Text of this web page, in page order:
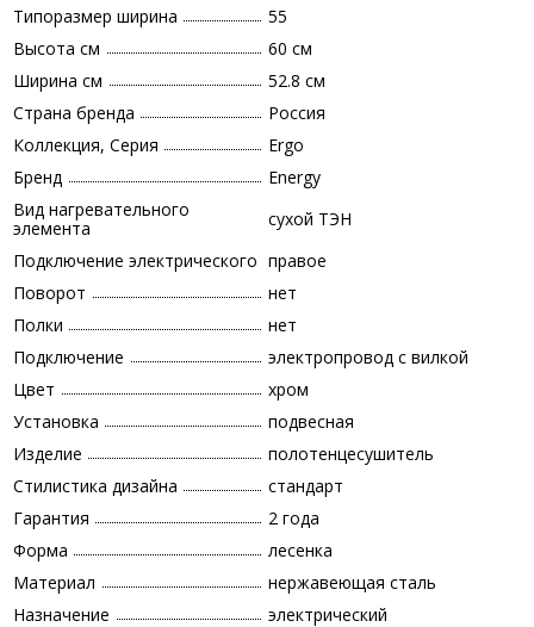
Типоразмер ширина
55
Высота см
60 см
Ширина см
52.8 см
Страна бренда
Россия
Коллекция, Серия
Ergo
Бренд
Energy
Вид нагревательного
элемента
сухой ТЭН
Подключение электрического правое
Поворот
нет
Полки
нет
Подключение
электропровод с вилкой
Цвет
хром
Установка
подвесная
Изделие
полотенцесушитель
Стилистика дизайна
стандарт
Гарантия
2 года
Форма
лесенка
Материал
нержавеющая сталь
Назначение
электрический